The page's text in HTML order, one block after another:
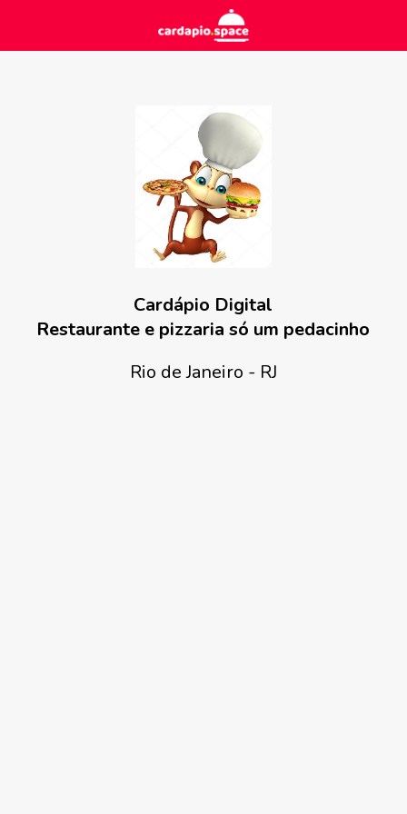
Cardápio Digital
Restaurante e pizzaria só um pedacinho
Rio de Janeiro - RJ